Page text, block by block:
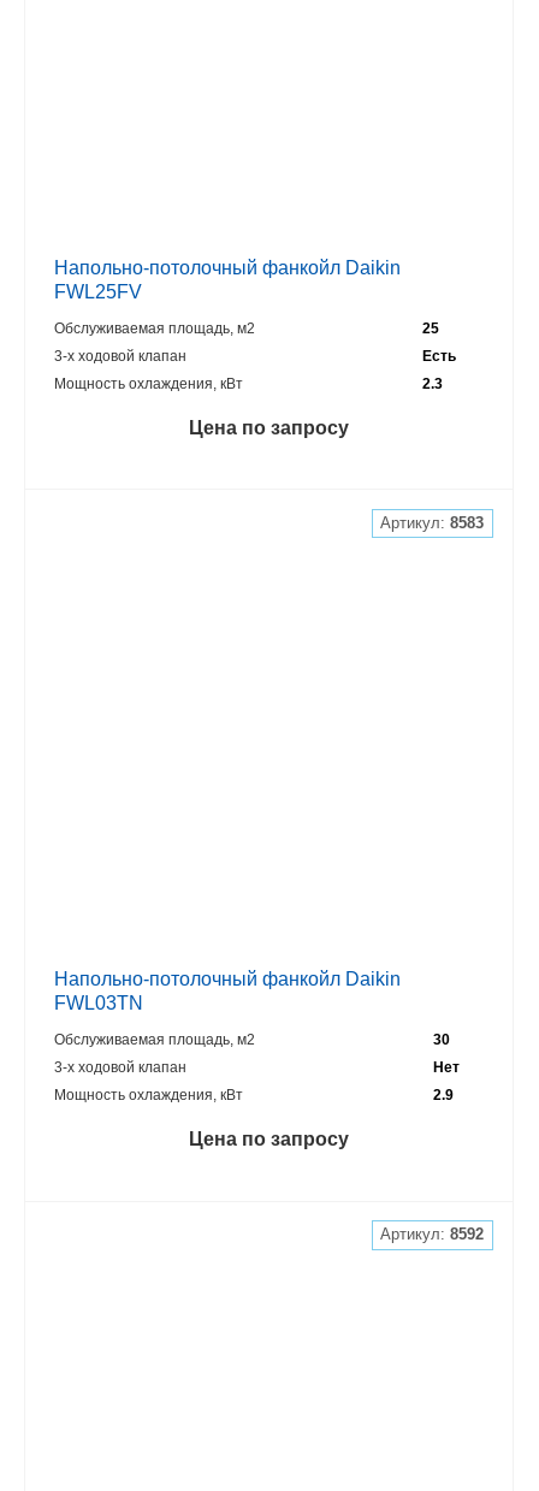
Напольно-потолочный фанкойл Daikin
FWL25FV
Обслуживаемая площадь, м2
25
3-х ходовой клапан
Есть
Мощность охлаждения, кВт
2.3
Цена по запросу
Артикул:8583
Напольно-потолочный фанкойл Daikin
FWL03TN
Обслуживаемая площадь, м2
30
3-х ходовой клапан
Нет
Мощность охлаждения, кВт
2.9
Цена по запросу
Артикул:8592